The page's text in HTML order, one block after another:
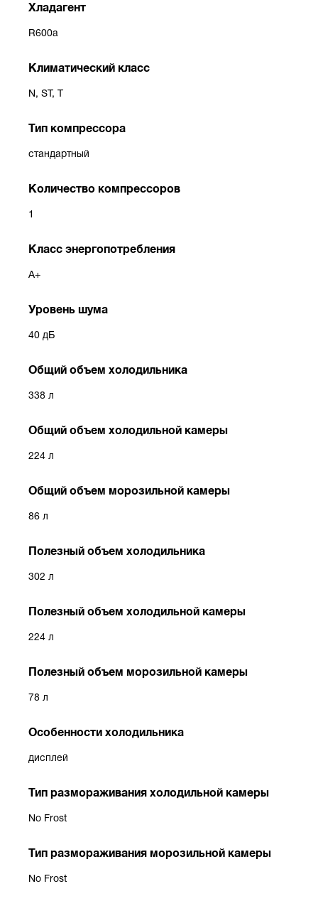
Хладагент
R600a
Климатический класс
N, ST, T
Тип компрессора
стандартный
Количество компрессоров
1
Класс энергопотребления
A+
Уровень шума
40 дБ
Общий объем холодильника
338 л
Общий объем холодильной камеры
224 л
Общий объем морозильной камеры
86 л
Полезный объем холодильника
302 л
Полезный объем холодильной камеры
224 л
Полезный объем морозильной камеры
78 л
Особенности холодильника
дисплей
Тип размораживания холодильной камеры
No Frost
Тип размораживания морозильной камеры
No Frost